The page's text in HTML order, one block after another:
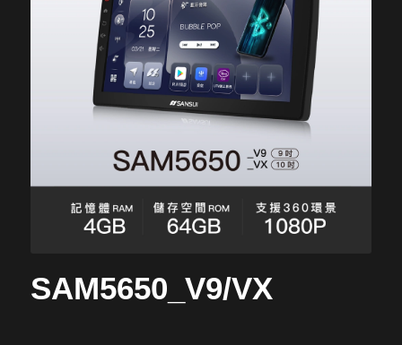
SAM5650_V9/VX